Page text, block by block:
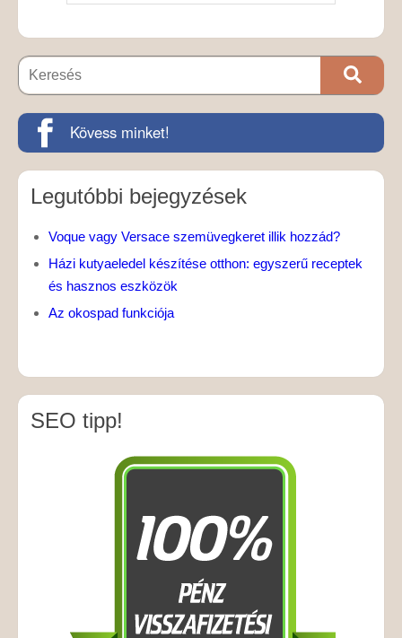
Kövess minket!
Legutóbbi bejegyzések
Voque vagy Versace szemüvegkeret illik hozzád?
Házi kutyaeledel készítése otthon: egyszerű receptek
és hasznos eszközök
Az okospad funkciója
SEO tipp!